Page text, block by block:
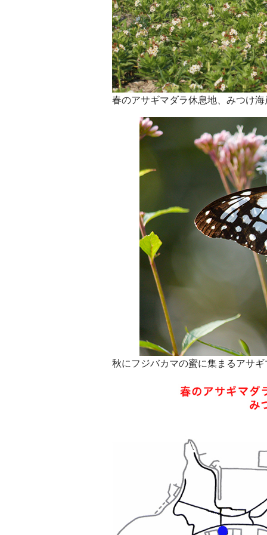
春のアサギマダラ休息地、みつけ海
秋にフジバカマの蜜に集まるアサ